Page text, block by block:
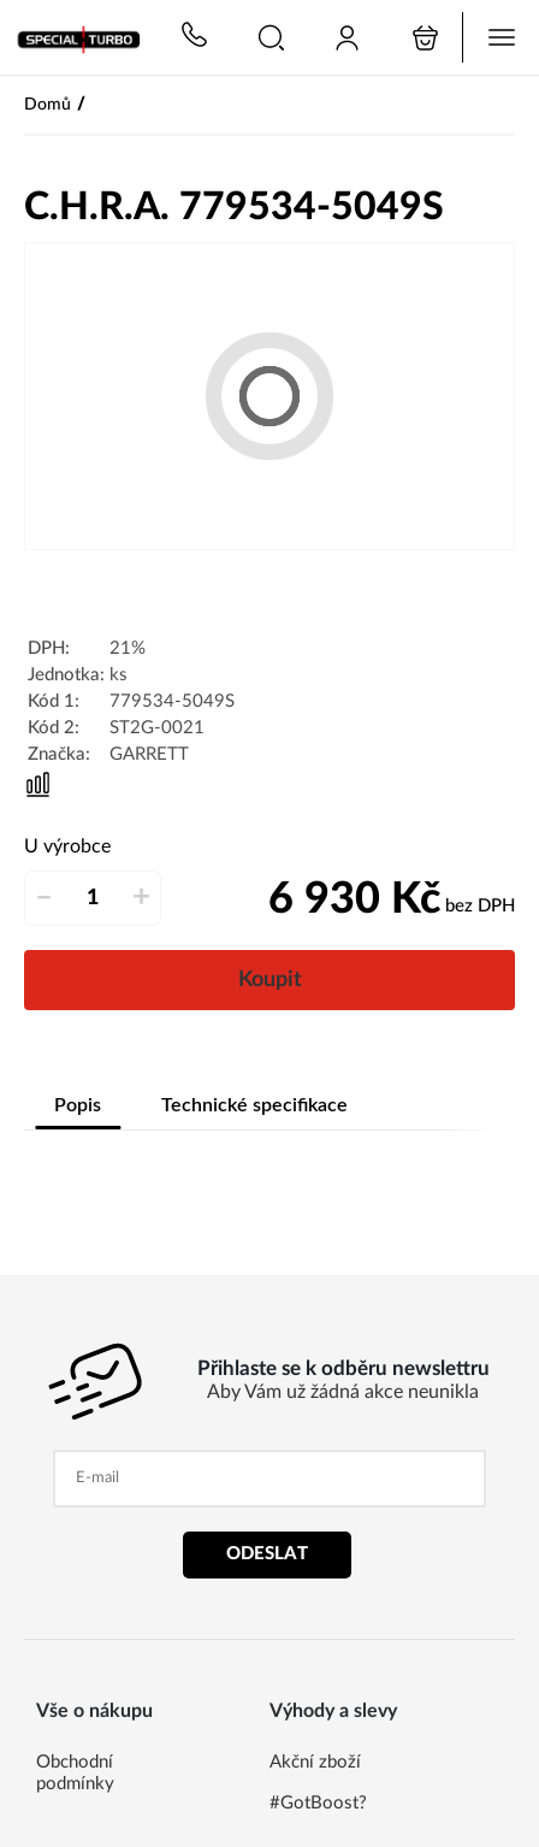
Domů /
C.H.R.A. 779534-5049S
DPH:
21%
Jednotka: ks
Kód 1:
779534-5049S
Kód 2:
ST2G-0021
Značka:
GARRETT
U výrobce
– + 6 930 Kč bez DPH
Koupit
Popis Technické specifikace
Přihlaste se k odběru newslettru
Aby Vám už žádná akce neunikla
ODESLAT
Vše o nákupu
Obchodní
podmínky
Výhody a slevy
Akční zboží
#GotBoost?